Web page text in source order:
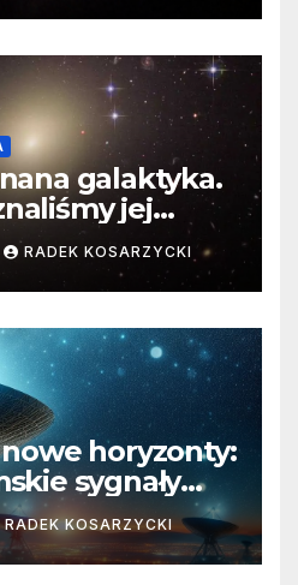
galaktyka.
jej
RADEK KOSARZYCKI
horyzonty:
sygnały
RADEK KOSARZYCKI